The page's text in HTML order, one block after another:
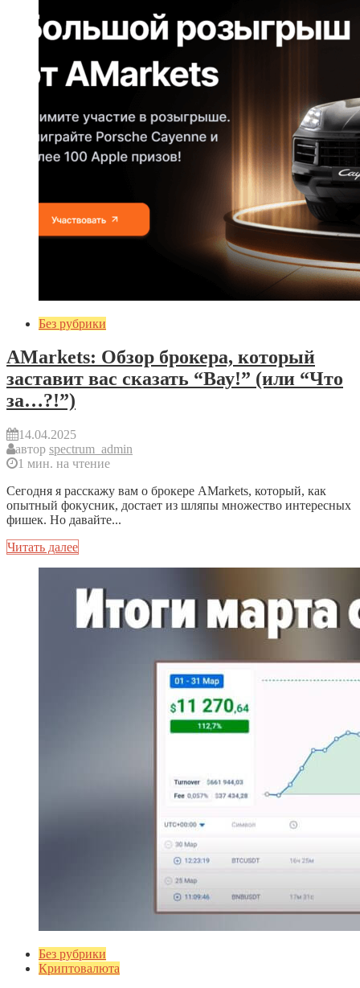
Без рубрики
AMarkets: Обзор брокера, который
заставит вас сказать “Вау!” (или “Что
за…?!”)
14.04.2025
автор spectrum_admin
1 мин. на чтение
Сегодня я расскажу вам о брокере AMarkets, который, как
опытный фокусник, достает из шляпы множество интересных
фишек. Но давайте...
Читать далее
Без рубрики
Криптовалюта